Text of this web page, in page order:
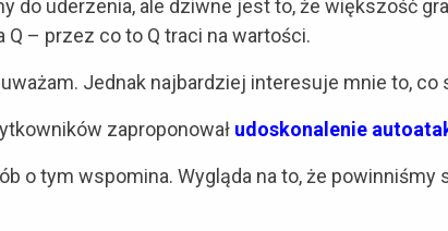
do uderzenia, ale dziwne jest to, że większość
Q – przez co to Q traci na wartości.
Jednak najbardziej interesuje mnie to, co
zaproponował udoskonalenie
o tym wspomina. Wygląda na to, że powinniśmy